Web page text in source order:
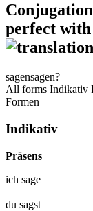
perfect with
sagensagen?
All forms Indikativ
Formen
Indikativ
Präsens
ich sage
du sagst